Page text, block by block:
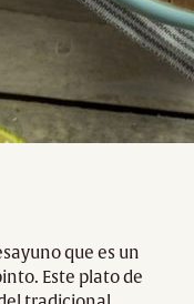
que es un
Este plato de